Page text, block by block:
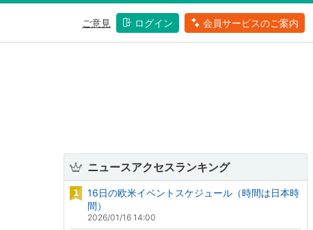
ご意見 ログイン 会員サービスのご案内
ニュースアクセスランキング
16日の欧米イベントスケジュール（時間は日本時
間）
2026/01/16 14:00